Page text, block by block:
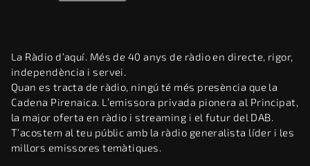
La Ràdio d’aquí. Més de 40 anys de ràdio en directe, rigor,
independència i servei.
Quan es tracta de ràdio, ningú té més presència que la
Cadena Pirenaica. L’emissora privada pionera al Principat,
la major oferta en ràdio i streaming i el futur del DAB.
T’acostem al teu públic amb la ràdio generalista líder i les
millors emissores temàtiques.